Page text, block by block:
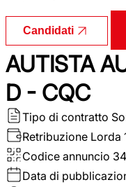
Candidati
AUTISTA
D - CQC
Tipo di contratto
Retribuzione Lorda
Codice annuncio
Data di